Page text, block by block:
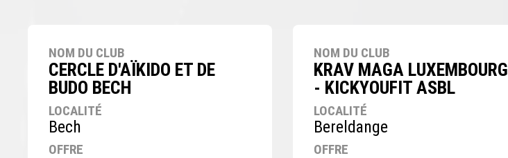
NOM DU CLUB
CERCLE D'AÏKIDO ET DE
BUDO BECH
LOCALITÉ
Bech
OFFRE
NOM DU CLUB
KRAV MAGA LUXEMBOURG
- KICKYOUFIT ASBL
LOCALITÉ
Bereldange
OFFRE